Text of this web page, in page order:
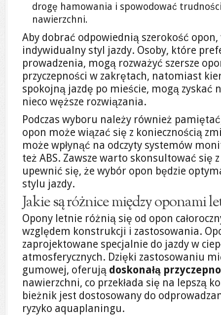
drogę hamowania i spowodować
nawierzchni.
Aby dobrać odpowiednią szerokość
indywidualny styl jazdy. Osoby, które
prowadzenia, mogą rozważyć szersze
przyczepności w zakrętach, natomiast
spokojną jazdę po mieście, mogą zyskać
nieco węższe rozwiązania.
Podczas wyboru należy również
opon może wiązać się z koniecznością
może wpłynąć na odczyty systemów
też ABS. Zawsze warto skonsultować się
upewnić się, że wybór opon będzie
stylu jazdy.
Jakie są różnice między oponami
Opony letnie różnią się od opon
względem konstrukcji i zastosowania.
zaprojektowane specjalnie do jazdy w
atmosferycznych. Dzięki zastosowaniu
gumowej, oferują doskonałą
nawierzchni, co przekłada się na lepszą
bieżnik jest dostosowany do
ryzyko aquaplaningu.